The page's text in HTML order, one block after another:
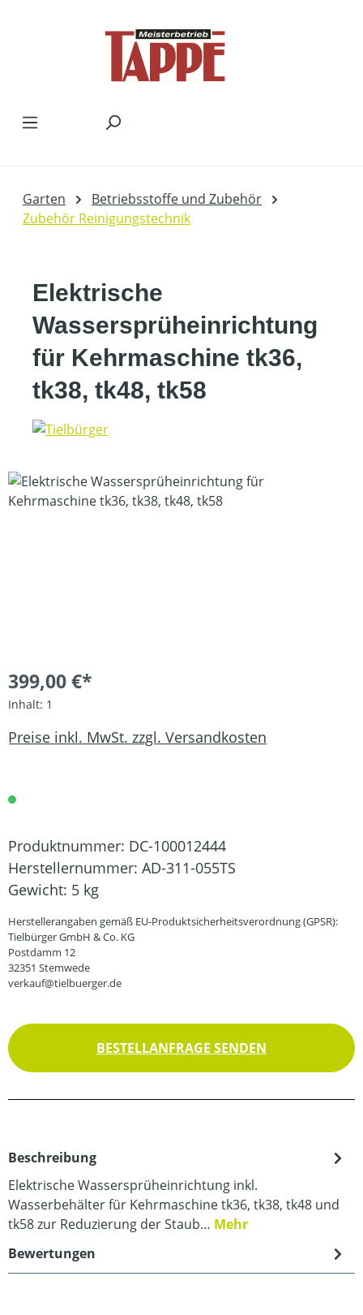
Garten
Betriebsstoffe und Zubehör
Zubehör Reinigungstechnik
Elektrische
Wassersprüheinrichtung
für Kehrmaschine tk36,
tk38, tk48, tk58
Bildergalerie überspringen
399,00 €*
Inhalt: 1
Preise inkl. MwSt. zzgl. Versandkosten
Produktnummer: DC-100012444
Herstellernummer: AD-311-055TS
Gewicht: 5 kg
Herstellerangaben gemäß EU-Produktsicherheitsverordnung (GPSR):
Tielbürger GmbH & Co. KG
Postdamm 12
32351 Stemwede
verkauf@tielbuerger.de
BESTELLANFRAGE SENDEN
Beschreibung
Elektrische Wassersprüheinrichtung inkl.
Wasserbehälter für Kehrmaschine tk36, tk38, tk48 und
tk58 zur Reduzierung der Staub… Mehr
Bewertungen